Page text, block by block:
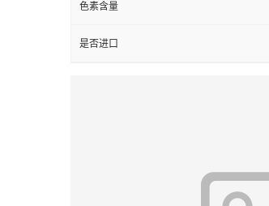
色素含量
是否进口